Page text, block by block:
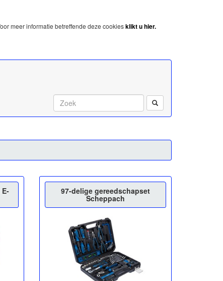
meer informatie betreffende deze cookiesklikt u hier.
97-delige gereedschapset
Scheppach